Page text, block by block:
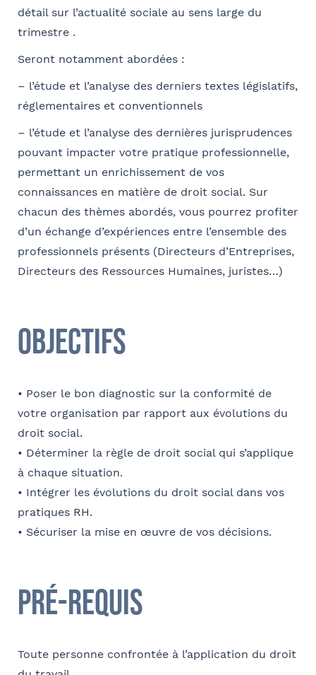
détail sur l’actualité sociale au sens large du
trimestre .
Seront notamment abordées :
– l’étude et l’analyse des derniers textes législatifs,
réglementaires et conventionnels
– l’étude et l’analyse des dernières jurisprudences
pouvant impacter votre pratique professionnelle,
permettant un enrichissement de vos
connaissances en matière de droit social. Sur
chacun des thèmes abordés, vous pourrez profiter
d’un échange d’expériences entre l’ensemble des
professionnels présents (Directeurs d’Entreprises,
Directeurs des Ressources Humaines, juristes…)
Objectifs
• Poser le bon diagnostic sur la conformité de
votre organisation par rapport aux évolutions du
droit social.
• Déterminer la règle de droit social qui s’applique
à chaque situation.
• Intégrer les évolutions du droit social dans vos
pratiques RH.
• Sécuriser la mise en œuvre de vos décisions.
Pré-requis
Toute personne confrontée à l’application du droit
Internet Bon appétit RH Autre
Coordonnées
Adresse
Code postal
Ville
Contact au service formation pour toute précision
Nom et Prénom
Téléphone
E-mail